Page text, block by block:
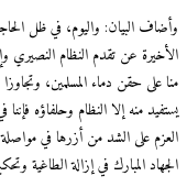
وأضاف البيان: واليوم، في ظل
الأخيرة عن تقدم النظام النصيري
منا على حقن دماء المسلمين،
يستفيد منه إلا النظام وحلفاؤه
العزم على الشد من أزرها في
الجهاد المبارك في إزالة الطاغية